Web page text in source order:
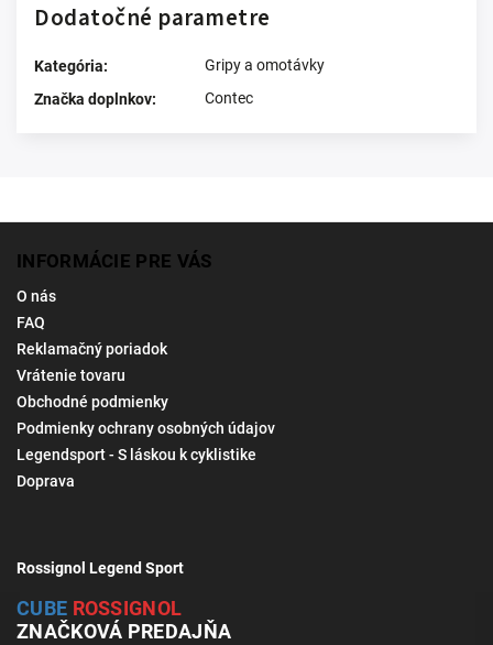
Dodatočné parametre
Kategória:
Gripy a omotávky
Značka doplnkov: Contec
INFORMÁCIE PRE VÁS
O nás
FAQ
Reklamačný poriadok
Vrátenie tovaru
Obchodné podmienky
Podmienky ochrany osobných údajov
Legendsport - S láskou k cyklistike
Doprava
Rossignol Legend Sport
CUBE ROSSIGNOL
ZNAČKOVÁ PREDAJŇA